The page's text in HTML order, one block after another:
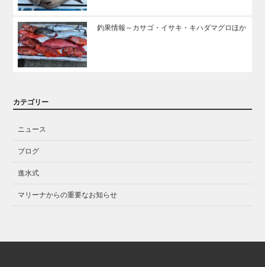
釣果情報～カサゴ・イサキ・キハダマグロほか
カテゴリー
ニュース
ブログ
進水式
マリーナからの重要なお知らせ